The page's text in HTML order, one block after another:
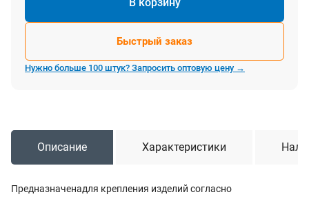
Быстрый заказ
Нужно больше 100 штук? Запросить оптовую цену →
Описание Характеристики
Предназначенадля крепления изделий согласно